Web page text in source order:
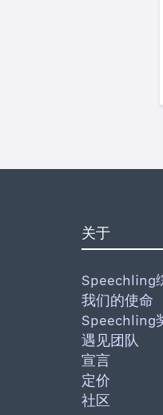
关于
Speechling
我们的使命
Speechling
遇见团队
宣言
定价
社区